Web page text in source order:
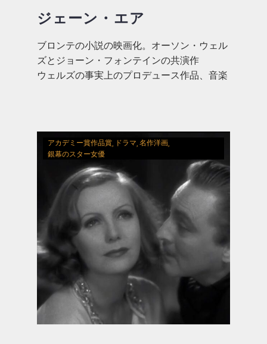
ジェーン・エア
ブロンテの小説の映画化。オーソン・ウェル
ズとジョーン・フォンテインの共演作
ウェルズの事実上のプロデュース作品、音楽
アカデミー賞作品賞 ドラマ 名作洋画
銀幕のスター女優